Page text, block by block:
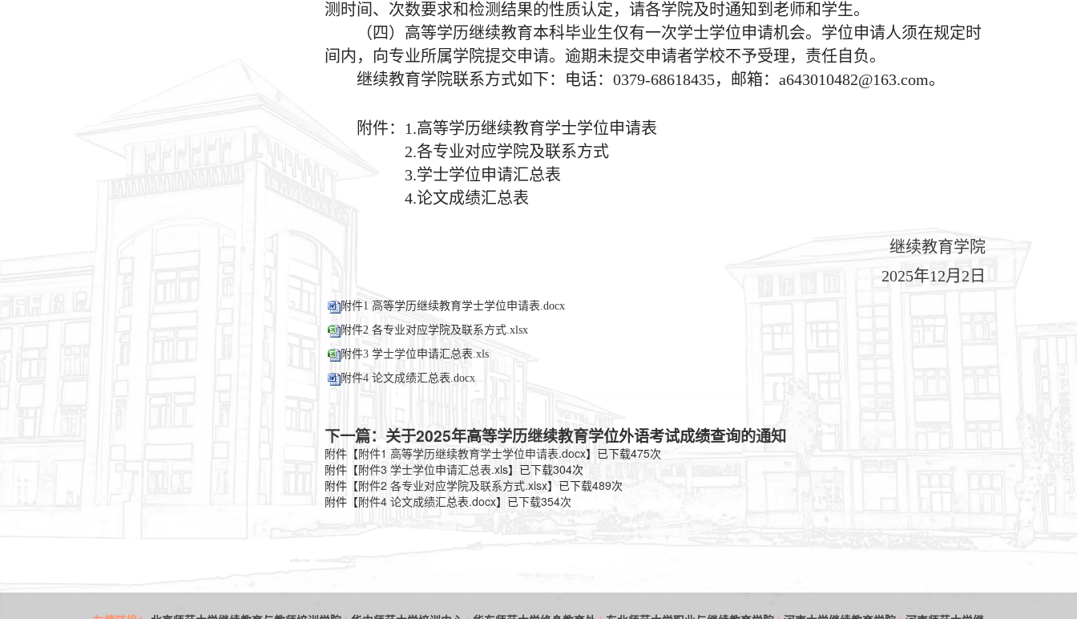
测时间、次数要求和检测结果的性质认定，请各学院及时通知到老师和学生。
（四）高等学历继续教育本科毕业生仅有一次学士学位申请机会。学位申请人须在规定时
间内，向专业所属学院提交申请。逾期未提交申请者学校不予受理，责任自负。
继续教育学院联系方式如下：电话：0379-68618435，邮箱：a643010482@163.com。
附件：1.高等学历继续教育学士学位申请表
2.各专业对应学院及联系方式
3.学士学位申请汇总表
4.论文成绩汇总表
继续教育学院
2025年12月2日
附件1 高等学历继续教育学士学位申请表.docx
附件2 各专业对应学院及联系方式.xlsx
附件3 学士学位申请汇总表.xls
附件4 论文成绩汇总表.docx
下一篇：关于2025年高等学历继续教育学位外语考试成绩查询的通知
附件【附件1 高等学历继续教育学士学位申请表.docx】已下载475次
附件【附件3 学士学位申请汇总表.xls】已下载304次
附件【附件2 各专业对应学院及联系方式.xlsx】已下载489次
附件【附件4 论文成绩汇总表.docx】已下载354次